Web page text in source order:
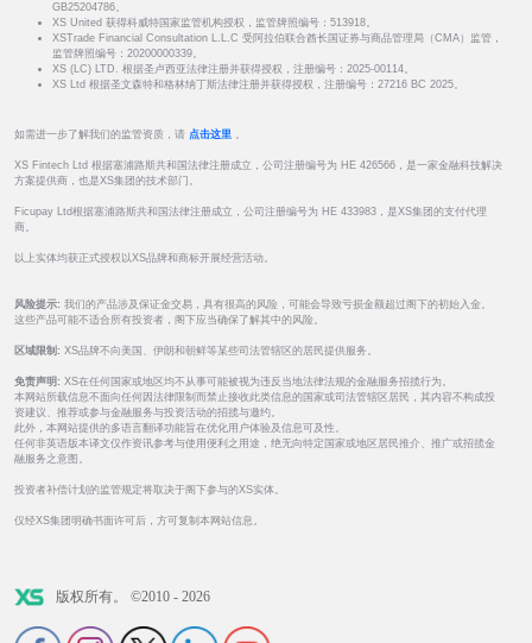
GB25204786。
XS United 获得科威特国家监管机构授权，监管牌照编号：513918。
XSTrade Financial Consultation L.L.C 受阿拉伯联合酋长国证券与商品管理局（CMA）监管，
监管牌照编号：20200000339。
XS (LC) LTD. 根据圣卢西亚法律注册并获得授权，注册编号：2025-00114。
XS Ltd 根据圣文森特和格林纳丁斯法律注册并获得授权，注册编号：27216 BC 2025。
如需进一步了解我们的监管资质，请 点击这里 。
XS Fintech Ltd 根据塞浦路斯共和国法律注册成立，公司注册编号为 HE 426566，是一家金融科技解决
方案提供商，也是XS集团的技术部门。
Ficupay Ltd根据塞浦路斯共和国法律注册成立，公司注册编号为 HE 433983，是XS集团的支付代理
商。
以上实体均获正式授权以XS品牌和商标开展经营活动。
风险提示: 我们的产品涉及保证金交易，具有很高的风险，可能会导致亏损金额超过阁下的初始入金。
这些产品可能不适合所有投资者，阁下应当确保了解其中的风险。
区域限制: XS品牌不向美国、伊朗和朝鲜等某些司法管辖区的居民提供服务。
免责声明: XS在任何国家或地区均不从事可能被视为违反当地法律法规的金融服务招揽行为。
本网站所载信息不面向任何因法律限制而禁止接收此类信息的国家或司法管辖区居民，其内容不构成投
资建议、推荐或参与金融服务与投资活动的招揽与邀约。
此外，本网站提供的多语言翻译功能旨在优化用户体验及信息可及性。
任何非英语版本译文仅作资讯参考与使用便利之用途，绝无向特定国家或地区居民推介、推广或招揽金
融服务之意图。
投资者补偿计划的监管规定将取决于阁下参与的XS实体。
仅经XS集团明确书面许可后，方可复制本网站信息。
版权所有。 ©2010 - 2026